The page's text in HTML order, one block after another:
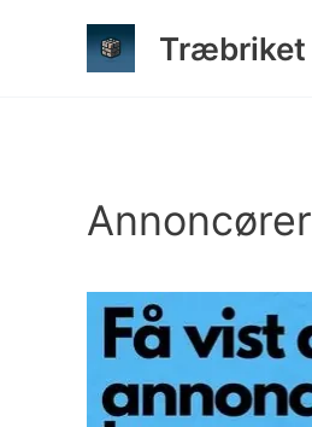
Træbriket
Annoncører